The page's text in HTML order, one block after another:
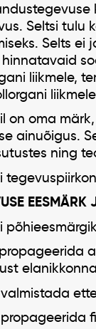
Seltsi tulu
Selts ei
liikmele,
on oma
ainuõigus.
ning
EESMÄRK
propageerida
valmistada
propageerida